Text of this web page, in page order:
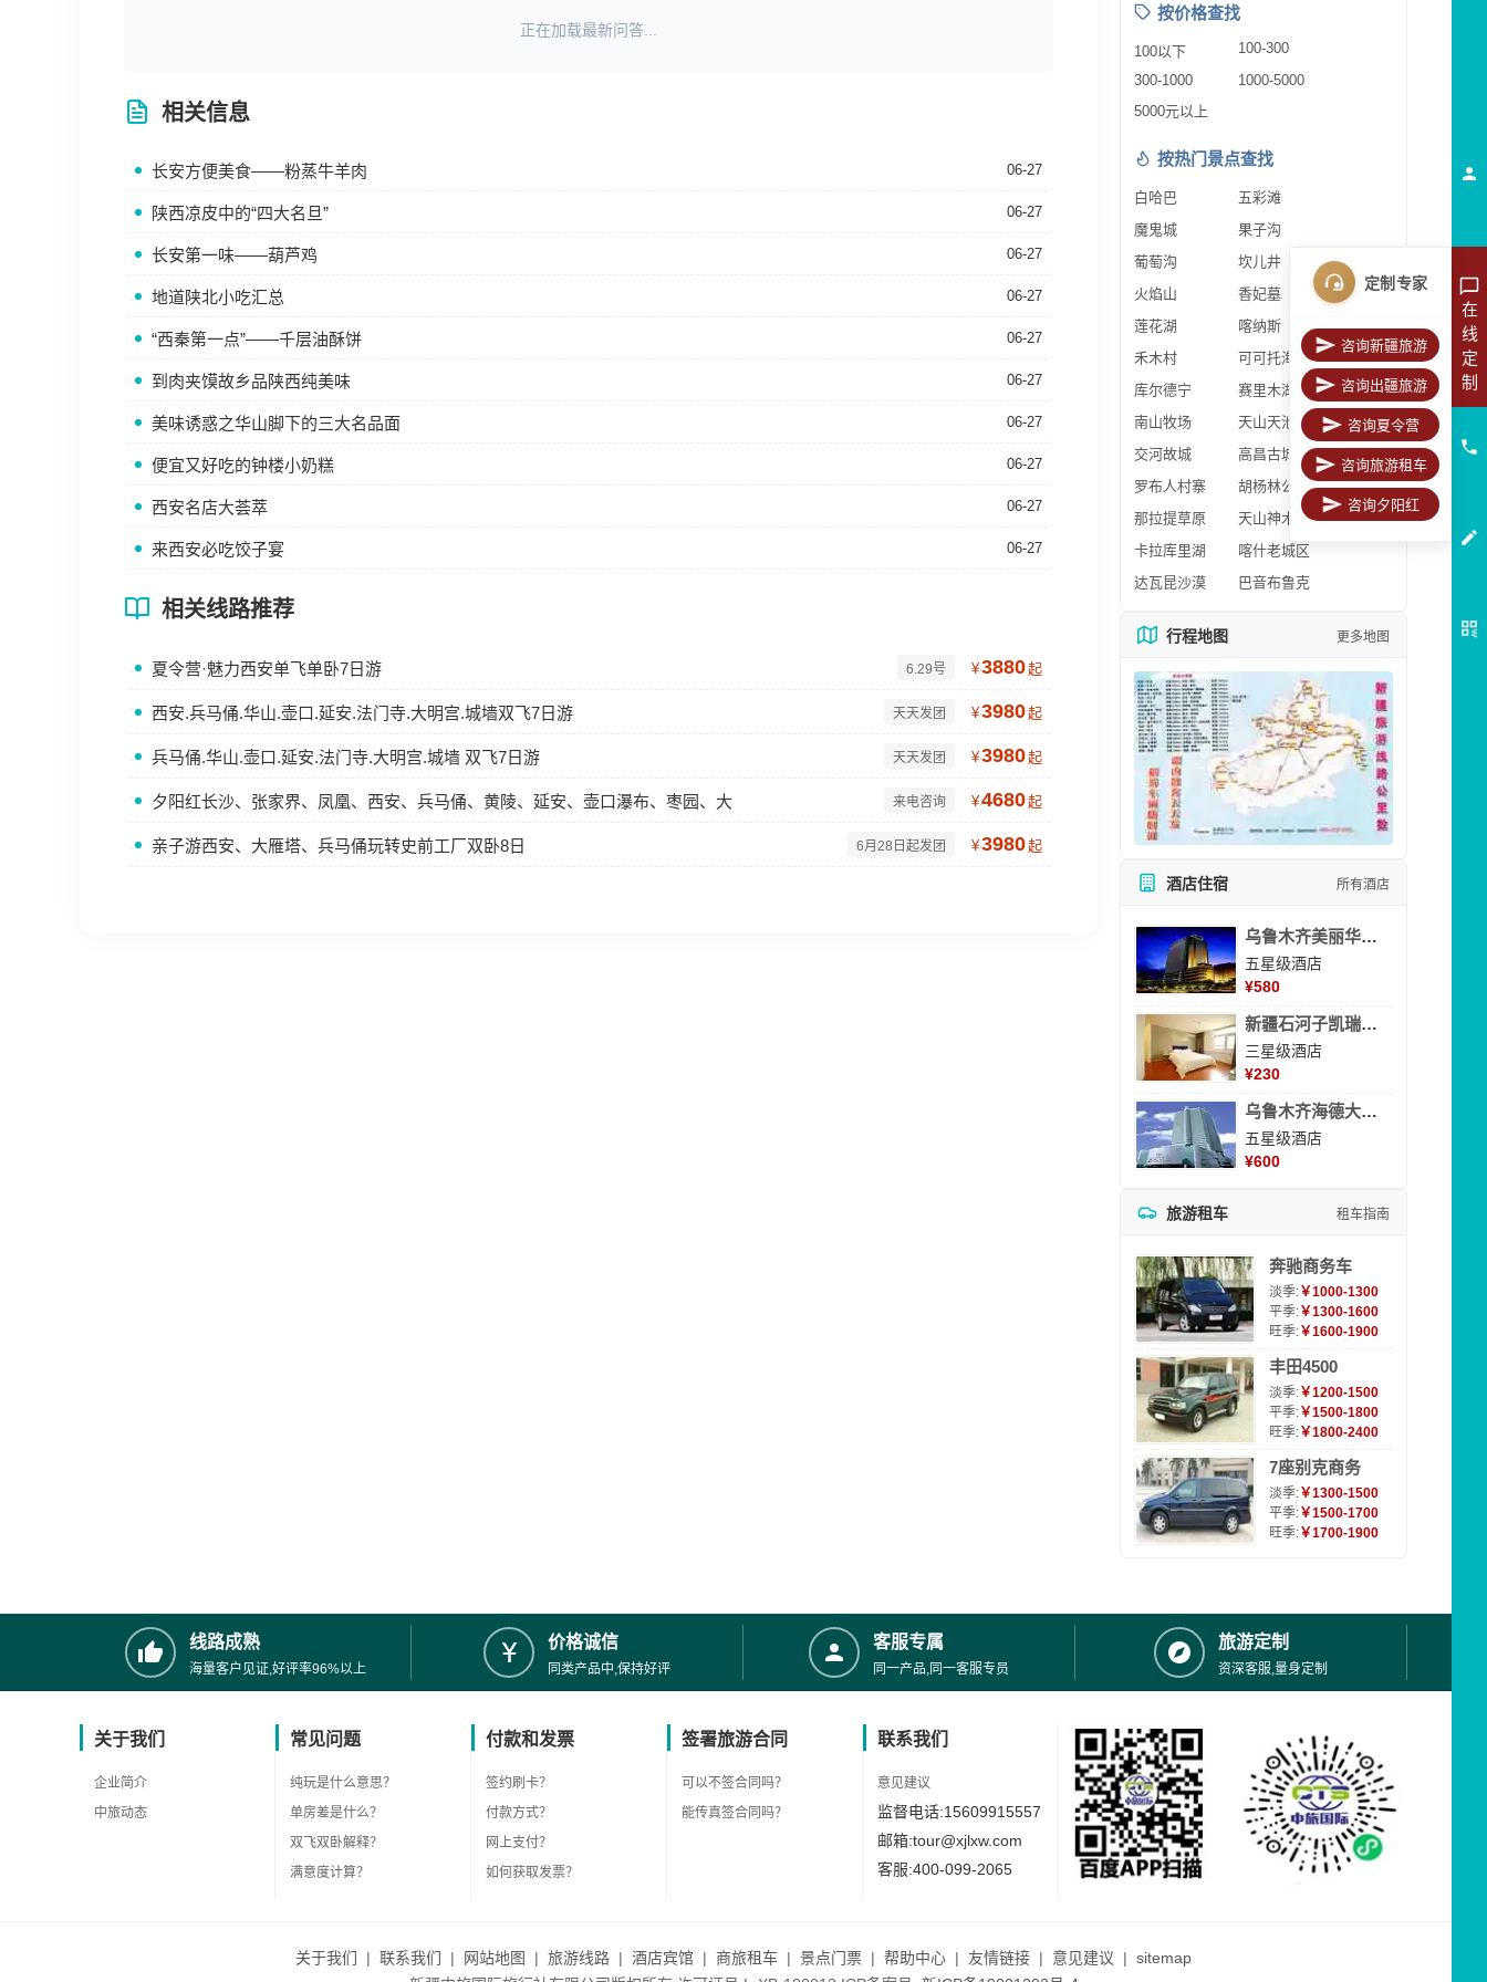
正在加载最新问答...
相关信息
长安方便美食——粉蒸牛羊肉 06-27
陕西凉皮中的“四大名旦” 06-27
长安第一味——葫芦鸡 06-27
地道陕北小吃汇总 06-27
“西秦第一点”——千层油酥饼 06-27
到肉夹馍故乡品陕西纯美味 06-27
美味诱惑之华山脚下的三大名品面 06-27
便宜又好吃的钟楼小奶糕 06-27
西安名店大荟萃 06-27
来西安必吃饺子宴 06-27
相关线路推荐
夏令营·魅力西安单飞单卧7日游 6.29号 ¥3880起
西安.兵马俑.华山.壶口.延安.法门寺.大明宫.城墙双飞7日游 天天发团 ¥3980起
兵马俑.华山.壶口.延安.法门寺.大明宫.城墙 双飞7日游 天天发团 ¥3980起
夕阳红长沙、张家界、凤凰、西安、兵马俑、黄陵、延安、壶口瀑布、枣园、大 来电咨询 ¥4680起
亲子游西安、大雁塔、兵马俑玩转史前工厂双卧8日 6月28日起发团 ¥3980起
按价格查找
100以下
100-300
300-1000
1000-5000
5000元以上
按热门景点查找
白哈巴
五彩滩
魔鬼城
果子沟
葡萄沟
坎儿井
火焰山
香妃墓
莲花湖
喀纳斯
禾木村
可可托海
库尔德宁
赛里木湖
南山牧场
天山天池
交河故城
高昌古城
罗布人村寨
胡杨林公园
那拉提草原
天山神木园
卡拉库里湖
喀什老城区
达瓦昆沙漠
巴音布鲁克
行程地图 更多地图
酒店住宿 所有酒店
乌鲁木齐美丽华大酒
五星级酒店
¥580
新疆石河子凯瑞酒店
三星级酒店
¥230
乌鲁木齐海德大酒店
五星级酒店
¥600
旅游租车 租车指南
奔驰商务车
淡季:￥1000-1300
平季:￥1300-1600
旺季:￥1600-1900
丰田4500
淡季:￥1200-1500
平季:￥1500-1800
旺季:￥1800-2400
7座别克商务
淡季:￥1300-1500
平季:￥1500-1700
旺季:￥1700-1900
线路成熟
海量客户见证,好评率96%以上
价格诚信
同类产品中,保持好评
客服专属
同一产品,同一客服专员
旅游定制
资深客服,量身定制
关于我们
企业简介
中旅动态
常见问题
纯玩是什么意思？
单房差是什么？
双飞双卧解释？
满意度计算？
付款和发票
签约刷卡？
付款方式？
网上支付？
如何获取发票？
签署旅游合同
可以不签合同吗？
能传真签合同吗？
联系我们
意见建议
监督电话:15609915557
邮箱:tour@xjlxw.com
客服:400-099-2065
关于我们 | 联系我们 | 网站地图 | 旅游线路 | 酒店宾馆 | 商旅租车 | 景点门票 | 帮助中心 | 友情链接 | 意见建议 | sitemap
在
线
定
制
定制专家
咨询新疆旅游
咨询出疆旅游
咨询夏令营
咨询旅游租车
咨询夕阳红